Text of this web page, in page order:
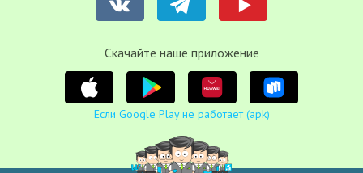
Cкачайте наше приложение
Если Google Play не работает (apk)